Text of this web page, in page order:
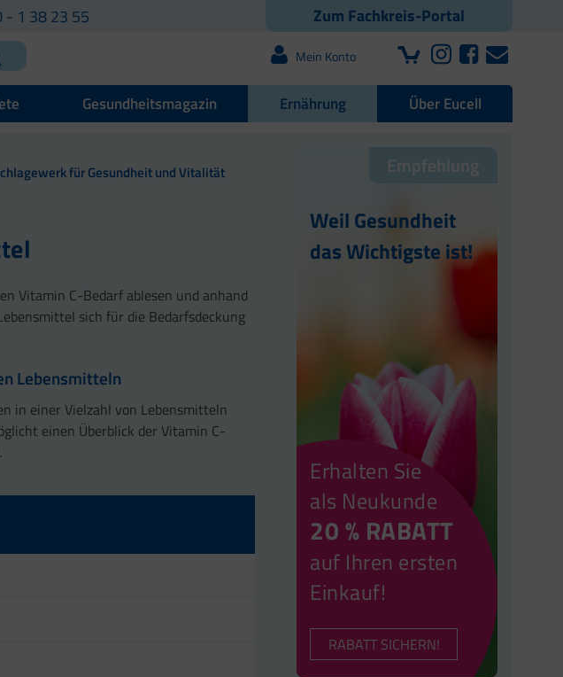
Zum Fachkreis-Portal
- 1 38 23 55
Mein Konto
Gesundheitsmagazin Ernährung Über Eucell
für Gesundheit und Vitalität
Vitamin C-Bedarf ablesen und anhand
sich für die Bedarfsdeckung
Lebensmitteln
in einer Vielzahl von Lebensmitteln
einen Überblick der Vitamin C-
Empfehlung
Weil Gesundheit
das Wichtigste ist!
Erhalten Sie
als Neukunde
20 % RABATT
auf Ihren ersten
Einkauf!
RABATT SICHERN!